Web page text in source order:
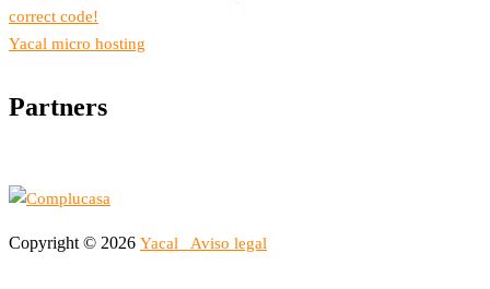
correct code!
Yacal micro hosting
Partners
Copyright © 2026 Yacal Aviso legal